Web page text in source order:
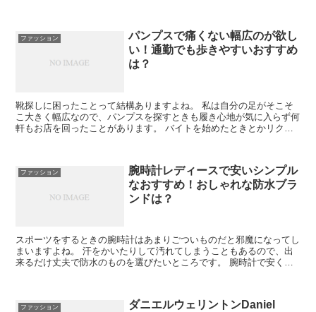
ファッション
パンプスで痛くない幅広のが欲し
い！通勤でも歩きやすいおすすめ
は？
靴探しに困ったことって結構ありますよね。 私は自分の足がそこそ
こ大きく幅広なので、パンプスを探すときも履き心地が気に入らず何
軒もお店を回ったことがあります。 バイトを始めたときとかリクル
ファッション
腕時計レディースで安いシンプル
なおすすめ！おしゃれな防水ブラ
ンドは？
スポーツをするときの腕時計はあまりごついものだと邪魔になってし
まいますよね。 汗をかいたりして汚れてしまうこともあるので、出
来るだけ丈夫で防水のものを選びたいところです。 腕時計で安くて
ファッション
ダニエルウェリントンDaniel